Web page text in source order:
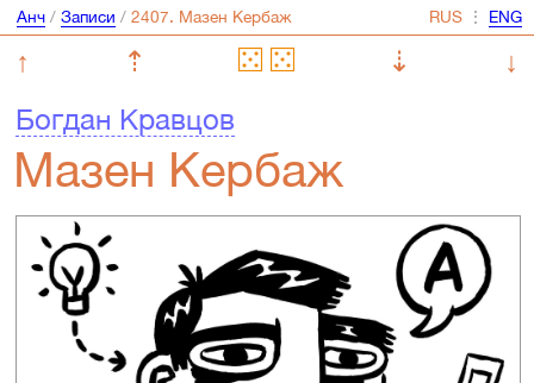
Анч/ Записи / ⋮
↑ ⇡ ⇣
↓
Богдан Кравцов
Мазен Кербаж